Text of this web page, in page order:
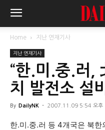
Home 지난 연재기사
지난 연재기사
“한.미.중.러,
치 발전소 설
By DailyNK - 2007.11.09 5:54 오후
한.미.중.러 등 4개국은 북